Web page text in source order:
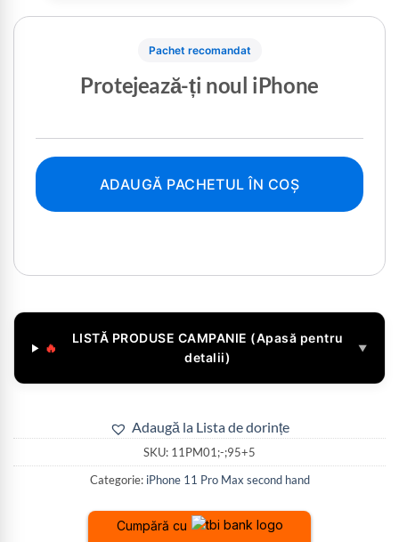
Pachet recomandat
Protejează-ți noul iPhone
ADAUGĂ PACHETUL ÎN COȘ
🔥
LISTĂ PRODUSE CAMPANIE (Apasă pentru
detalii)
▼
Adaugă la Lista de dorințe
SKU: 11PM01;-;95+5
Categorie: iPhone 11 Pro Max second hand
Cumpără cu